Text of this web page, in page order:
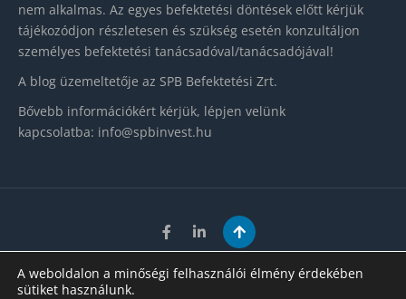
nem alkalmas. Az egyes befektetési döntések előtt kérjük
tájékozódjon részletesen és szükség esetén konzultáljon
személyes befektetési tanácsadóval/tanácsadójával!
A blog üzemeltetője az SPB Befektetési Zrt.
Bővebb információkért kérjük, lépjen velünk
kapcsolatba: info@spbinvest.hu
Adatkezelés|Impresszum
Copyright 2023. SPB Befektetési Zrt. Szakmai blog. Minden
A weboldalon a minőségi felhasználói élmény érdekében
sütiket használunk.